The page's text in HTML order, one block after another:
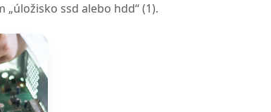
ssd alebo hdd“ (1).